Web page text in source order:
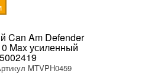
Can Am Defender
Max усиленный
MTVPH0459